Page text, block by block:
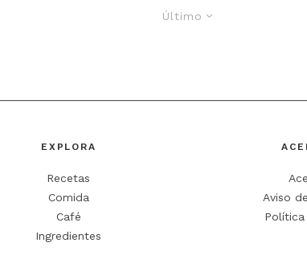
Último
EXPLORA
Recetas
Comida
Café
Ingredientes
Aviso